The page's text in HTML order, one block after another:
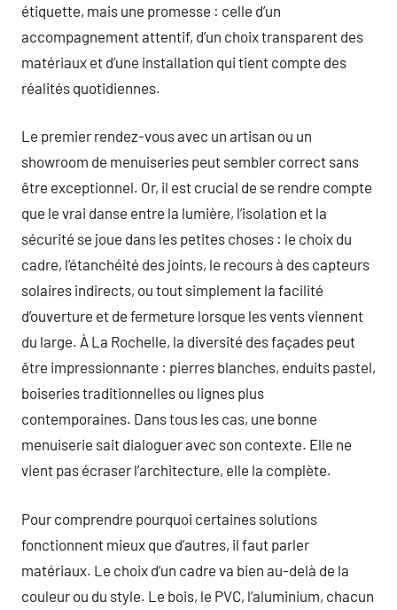
étiquette, mais une promesse : celle d’un
accompagnement attentif, d’un choix transparent des
matériaux et d’une installation qui tient compte des
réalités quotidiennes.
Le premier rendez-vous avec un artisan ou un
showroom de menuiseries peut sembler correct sans
être exceptionnel. Or, il est crucial de se rendre compte
que le vrai danse entre la lumière, l’isolation et la
sécurité se joue dans les petites choses : le choix du
cadre, l’étanchéité des joints, le recours à des capteurs
solaires indirects, ou tout simplement la facilité
d’ouverture et de fermeture lorsque les vents viennent
du large. À La Rochelle, la diversité des façades peut
être impressionnante : pierres blanches, enduits pastel,
boiseries traditionnelles ou lignes plus
contemporaines. Dans tous les cas, une bonne
menuiserie sait dialoguer avec son contexte. Elle ne
vient pas écraser l’architecture, elle la complète.
Pour comprendre pourquoi certaines solutions
fonctionnent mieux que d’autres, il faut parler
matériaux. Le choix d’un cadre va bien au-delà de la
couleur ou du style. Le bois, le PVC, l’aluminium, chacun